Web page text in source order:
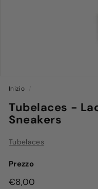
Inizio
Tubelaces -
Sneakers
Tubelaces
Prezzo
Prezzo
€8,00